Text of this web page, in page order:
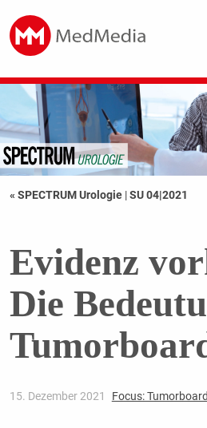
« SPECTRUM Urologie |SU 04|2021
Evidenz
Die
15. Dezember 2021 Focus: